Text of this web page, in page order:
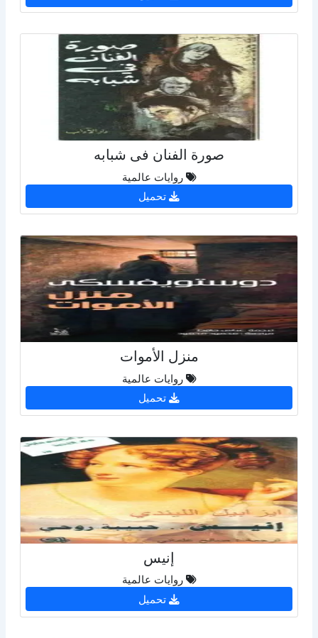
صورة الفنان فى شبابه
روايات عالمية
تحميل
منزل الأموات
روايات عالمية
تحميل
إنيس
روايات عالمية
تحميل